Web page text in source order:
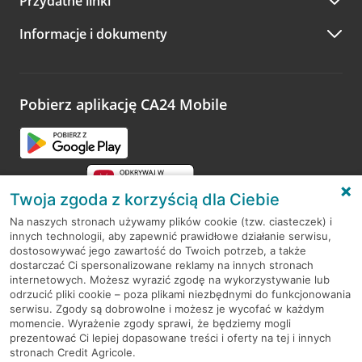
A po wizycie…
Zachęcamy do podzielenia się z nami opinią o wizycie.
opinie.
Informacje i dokumenty
Pobierz aplikację CA24 Mobile
RODO
Regulamin serwisu
Mapa serwisu
PolitykaCookies
Twoja zgoda z korzyścią dla Ciebie
Na naszych stronach używamy plików cookie (tzw. ciasteczek) i
innych technologii, aby zapewnić prawidłowe działanie serwisu,
dostosowywać jego zawartość do Twoich potrzeb, a także
dostarczać Ci spersonalizowane reklamy na innych stronach
internetowych. Możesz wyrazić zgodę na wykorzystywanie lub
odrzucić pliki cookie – poza plikami niezbędnymi do funkcjonowania
serwisu. Zgody są dobrowolne i możesz je wycofać w każdym
momencie. Wyrażenie zgody sprawi, że będziemy mogli
prezentować Ci lepiej dopasowane treści i oferty na tej i innych
stronach Credit Agricole.